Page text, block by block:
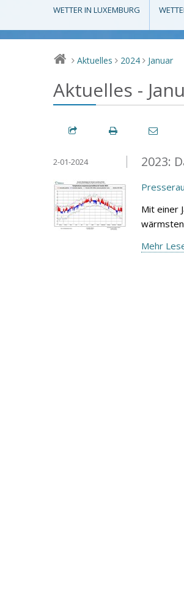
WETTER IN LUXEMBURG
> Aktuelles > 2024 > Januar
Aktuelles -
2023:
2-01-2024
Mit einer
Mehr